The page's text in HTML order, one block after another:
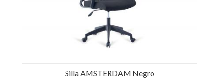
Silla AMSTERDAM Negro